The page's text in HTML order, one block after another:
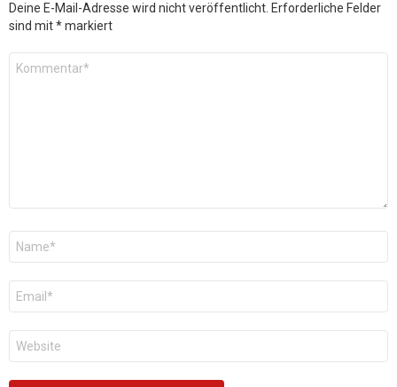
Deine E-Mail-Adresse wird nicht veröffentlicht. Erforderliche Felder
sind mit*markiert
Kommentar
Name
E-
Mail
*
Website